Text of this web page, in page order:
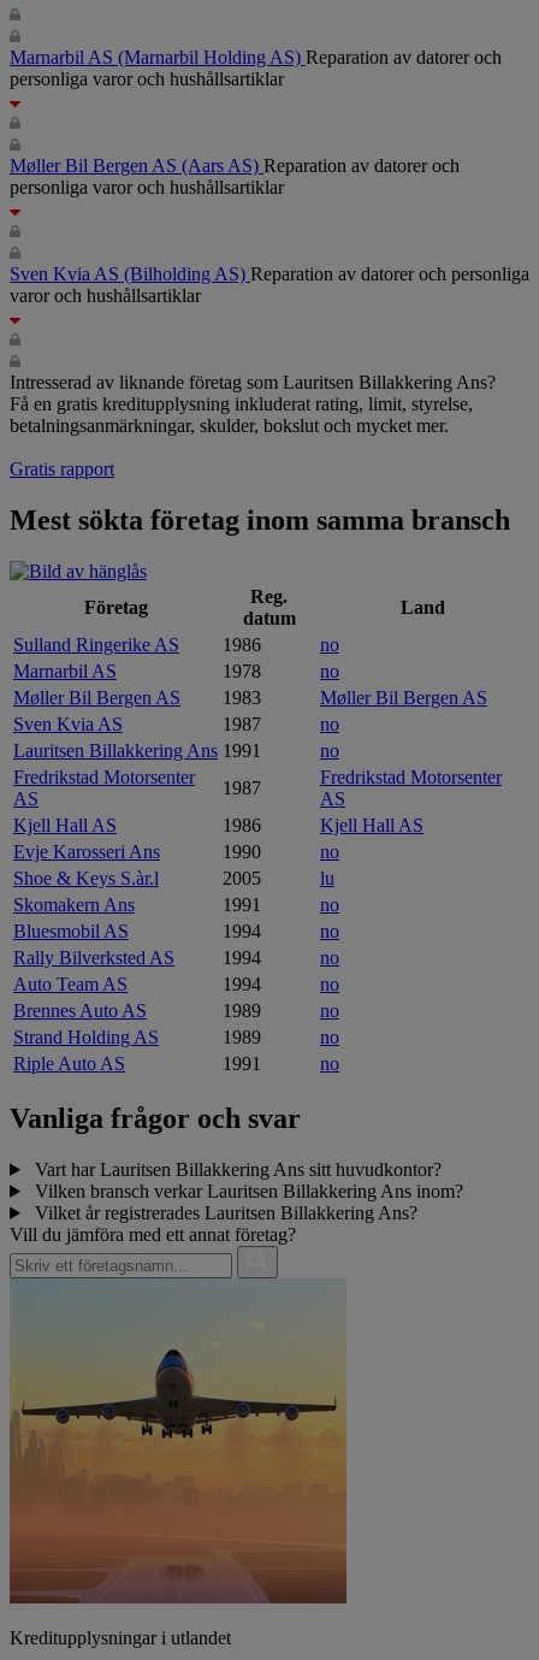
Marnarbil AS (Marnarbil Holding AS) Reparation av datorer och
personliga varor och hushållsartiklar
Møller Bil Bergen AS (Aars AS) Reparation av datorer och
personliga varor och hushållsartiklar
Sven Kvia AS (Bilholding AS) Reparation av datorer och personliga
varor och hushållsartiklar
Intresserad av liknande företag som Lauritsen Billakkering Ans?
Få en gratis kreditupplysning inkluderat rating, limit, styrelse,
betalningsanmärkningar, skulder, bokslut och mycket mer.
Gratis rapport
Mest sökta företag inom samma bransch
Företag
Reg.
datum
Land
Sulland Ringerike AS
1986
no
Marnarbil AS
1978
no
Møller Bil Bergen AS
1983
Møller Bil Bergen AS
Sven Kvia AS
1987
no
Lauritsen Billakkering Ans 1991
no
Fredrikstad Motorsenter
AS
1987
Fredrikstad Motorsenter
AS
Kjell Hall AS
1986
Kjell Hall AS
Evje Karosseri Ans
1990
no
Shoe & Keys S.àr.l
2005
lu
Skomakern Ans
1991
no
Bluesmobil AS
1994
no
Rally Bilverksted AS
1994
no
Auto Team AS
1994
no
Brennes Auto AS
1989
no
Strand Holding AS
1989
no
Riple Auto AS
1991 no
Vanliga frågor och svar
Vart har Lauritsen Billakkering Ans sitt huvudkontor?
Vilken bransch verkar Lauritsen Billakkering Ans inom?
Vilket år registrerades Lauritsen Billakkering Ans?
Vill du jämföra med ett annat företag?
Kreditupplysningar i utlandet